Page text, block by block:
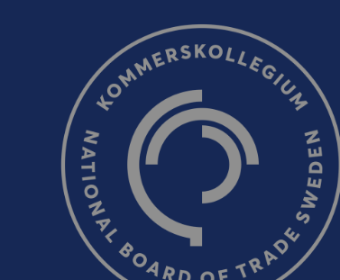
Ordverifiering Uppdatera captcha